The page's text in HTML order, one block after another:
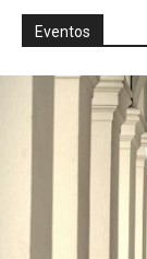
Eventos